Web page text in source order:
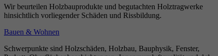
Wir beurteilen Holzbauprodukte und begutachten Holztragwerke
hinsichtlich vorliegender Schäden und Rissbildung.
Bauen & Wohnen
Schwerpunkte sind Holzschäden, Holzbau, Bauphysik, Fenster,